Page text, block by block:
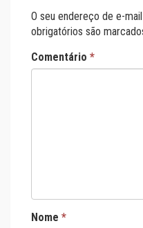
O seu endereço de e-
obrigatórios são
Comentário *
Nome *